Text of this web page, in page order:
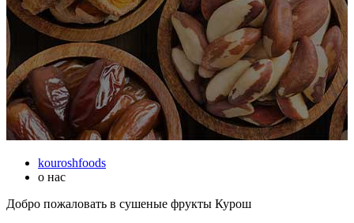
kouroshfoods
о нас
Добро пожаловать в сушеные фрукты Курош